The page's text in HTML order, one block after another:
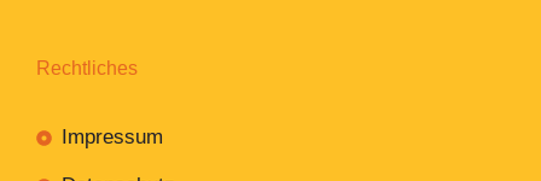
Rechtliches
Impressum